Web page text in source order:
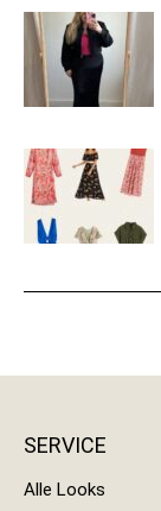
SERVICE
Alle Looks